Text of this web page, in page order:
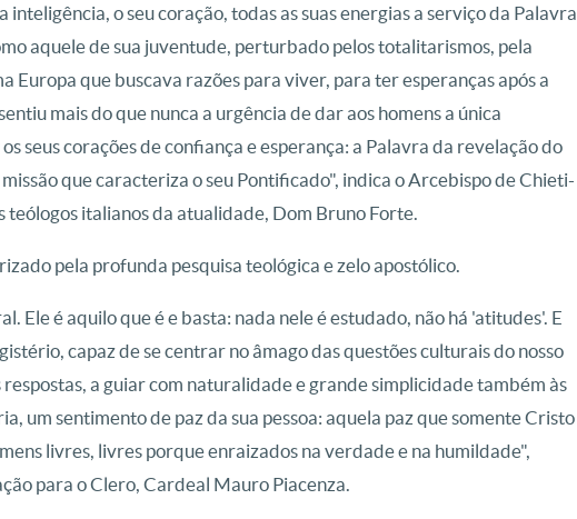
inteligência, o seu coração, todas as suas energias a serviço da Palavra
aquele de sua juventude, perturbado pelos totalitarismos, pela
Europa que buscava razões para viver, para ter esperanças após a
mais do que nunca a urgência de dar aos homens a única
seus corações de confiança e esperança: a Palavra da revelação do
que caracteriza o seu Pontificado", indica o Arcebispo de Chieti-
teólogos italianos da atualidade, Dom Bruno Forte.
pela profunda pesquisa teológica e zelo apostólico.
Ele é aquilo que é e basta: nada nele é estudado, não há 'atitudes'. E
capaz de se centrar no âmago das questões culturais do nosso
a guiar com naturalidade e grande simplicidade também às
um sentimento de paz da sua pessoa: aquela paz que somente Cristo
livres, livres porque enraizados na verdade e na humildade",
para o Clero, Cardeal Mauro Piacenza.